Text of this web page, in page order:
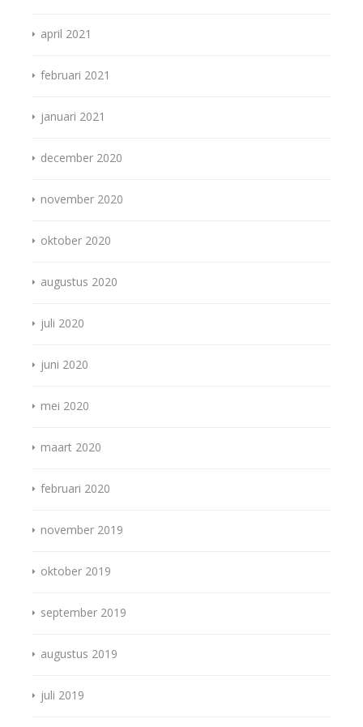
april 2021
februari 2021
januari 2021
december 2020
november 2020
oktober 2020
augustus 2020
juli 2020
juni 2020
mei 2020
maart 2020
februari 2020
november 2019
oktober 2019
september 2019
augustus 2019
juli 2019